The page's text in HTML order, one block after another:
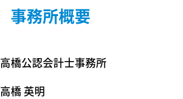
事務所概要
高橋公認会計士事務所
高橋 英明